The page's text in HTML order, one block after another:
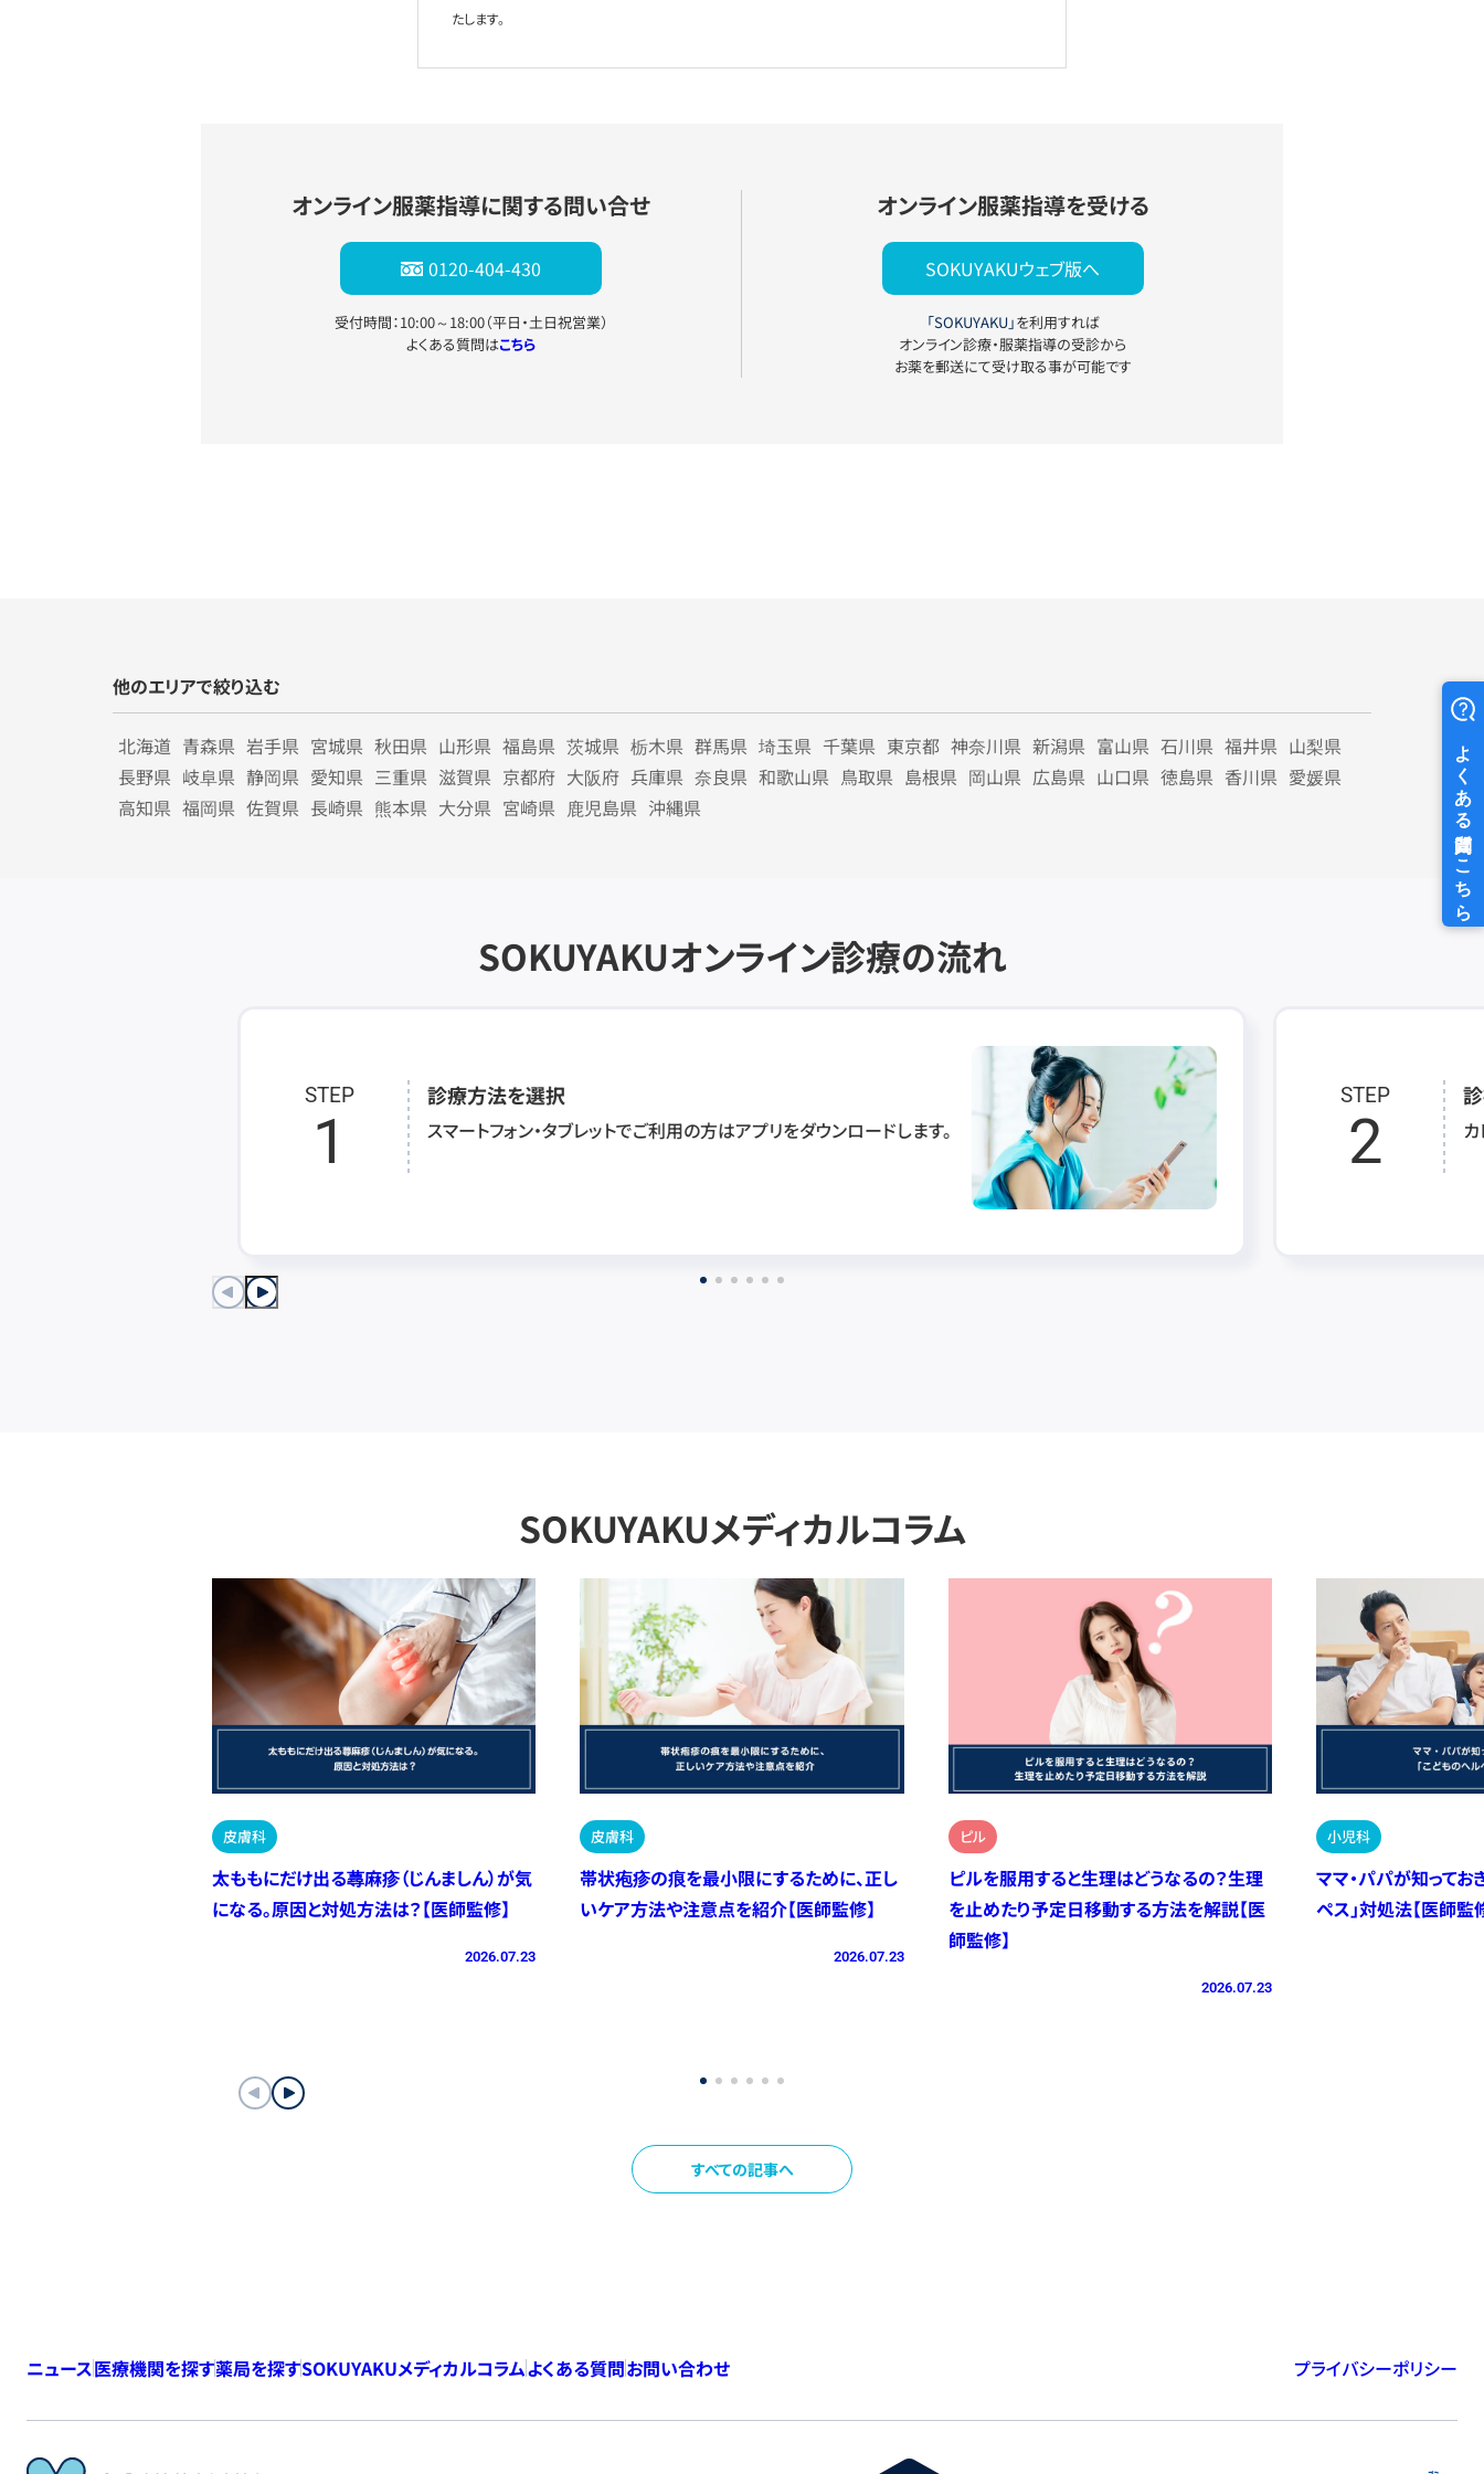
たします。
オンライン服薬指導に関する問い合せ
0120-404-430
受付時間：10:00～18:00（平日・土日祝営業）
よくある質問はこちら
オンライン服薬指導を受ける
SOKUYAKUウェブ版へ
「SOKUYAKU」を利用すれば
オンライン診療・服薬指導の受診から
お薬を郵送にて受け取る事が可能です
他のエリアで絞り込む
北海道 青森県 岩手県 宮城県 秋田県 山形県 福島県 茨城県 栃木県 群馬県 埼玉県 千葉県 東京都 神奈川県 新潟県 富山県 石川県 福井県 山梨県
長野県 岐阜県 静岡県 愛知県 三重県 滋賀県 京都府 大阪府 兵庫県 奈良県 和歌山県 鳥取県 島根県 岡山県 広島県 山口県 徳島県 香川県 愛媛県
高知県 福岡県 佐賀県 長崎県 熊本県 大分県 宮崎県 鹿児島県 沖縄県
SOKUYAKUオンライン診療の流れ
STEP
1
診療方法を選択
スマートフォン・タブレットでご利用の方はアプリをダウンロードします。
STEP
2
SOKUYAKUメディカルコラム
皮膚科
太ももにだけ出る蕁麻疹（じんましん）が気
になる。原因と対処方法は？【医師監修】
2026.07.23
皮膚科
帯状疱疹の痕を最小限にするために、正し
いケア方法や注意点を紹介【医師監修】
2026.07.23
ピル
ピルを服用すると生理はどうなるの？生理
を止めたり予定日移動する方法を解説【医
師監修】
2026.07.23
小児科
ママ・パパが知ってお
ペス」対処法【医師監
すべての記事へ
ニュース医療機関を探す薬局を探すSOKUYAKUメディカルコラムよくある質問お問い合わせ プライバシーポリシー